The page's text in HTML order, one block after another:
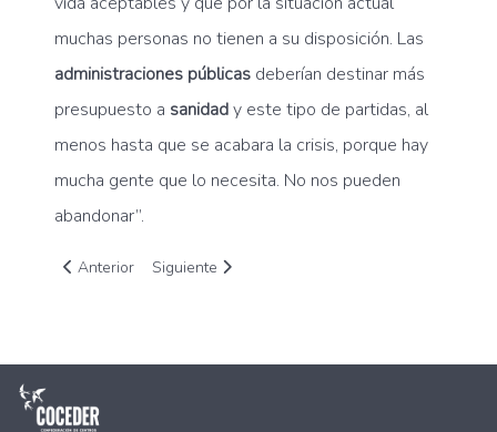
muchas personas no tienen a su disposición. Las
administraciones públicas deberían destinar más
presupuesto a sanidady este tipo de partidas, al
menos hasta que se acabara la crisis, porque hay
mucha gente que lo necesita. No nos pueden
abandonar”.
Artículo anterior: COCEDER celebra su Programa de
Anterior Artículo siguiente: Trabajo de investigación
Siguiente